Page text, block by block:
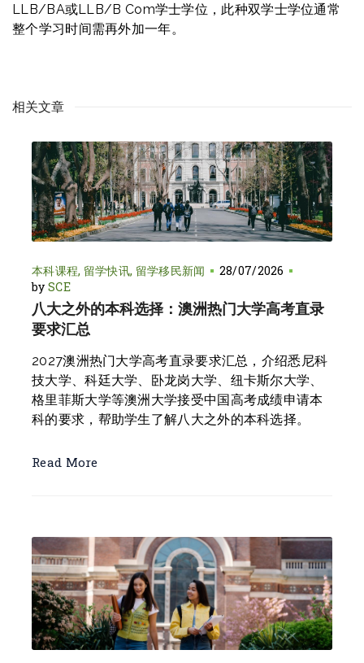
LLB/BA或LLB/B Com学士学位，此种双学士学位通常
整个学习时间需再外加一年。
相关文章
本科课程 留学快讯 留学移民新闻
28/07/2026
by SCE
八大之外的本科选择：澳洲热门大学高考直录
要求汇总
2027澳洲热门大学高考直录要求汇总，介绍悉尼科
技大学、科廷大学、卧龙岗大学、纽卡斯尔大学、
格里菲斯大学等澳洲大学接受中国高考成绩申请本
科的要求，帮助学生了解八大之外的本科选择。
Read More